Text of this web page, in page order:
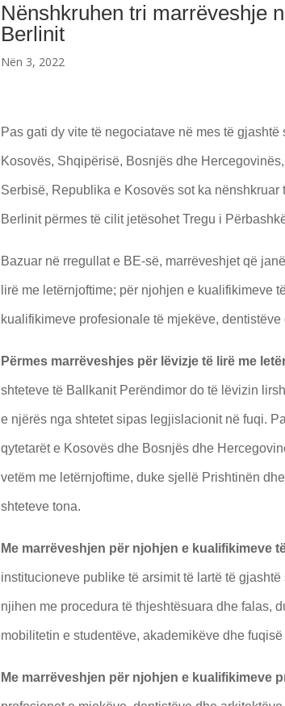
Nënshkruhen tri marrëveshje
Berlinit
Nën 3, 2022
Pas gati dy vite të negociatave në mes të
Kosovës, Shqipërisë, Bosnjës dhe
Serbisë, Republika e Kosovës sot ka
Berlinit përmes të cilit jetësohet Tregu i
Bazuar në rregullat e BE-së, marrëveshjet që
lirë me letërnjoftime; për njohjen e kualifikimeve
kualifikimeve profesionale të mjekëve, dentistëve
Përmes marrëveshjes për lëvizje të lirë me
shteteve të Ballkanit Perëndimor do të lëvizin
e njërës nga shtetet sipas legjislacionit në fuqi.
qytetarët e Kosovës dhe Bosnjës dhe
vetëm me letërnjoftime, duke sjellë Prishtinën
shteteve tona.
Me marrëveshjen për njohjen e kualifikimeve
institucioneve publike të arsimit të lartë të
njihen me procedura të thjeshtësuara dhe falas,
mobilitetin e studentëve, akademikëve dhe
Me marrëveshjen për njohjen e kualifikimeve